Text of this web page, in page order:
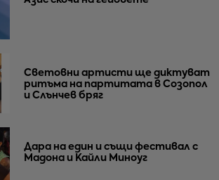
Световни артисти ще диктуват
ритъма на партитата в Созопол
и Слънчев бряг
Дара на един и същи фестивал с
Мадона и Кайли Миноуг